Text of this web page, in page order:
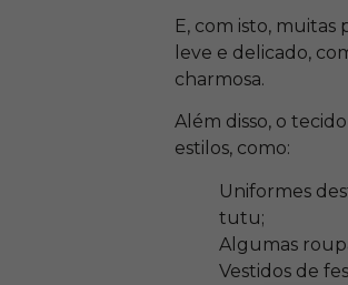
E, com isto,
leve e delicado,
charmosa.
Além disso, o
estilos, como:
Uniformes
tutu;
Algumas
Vestidos de